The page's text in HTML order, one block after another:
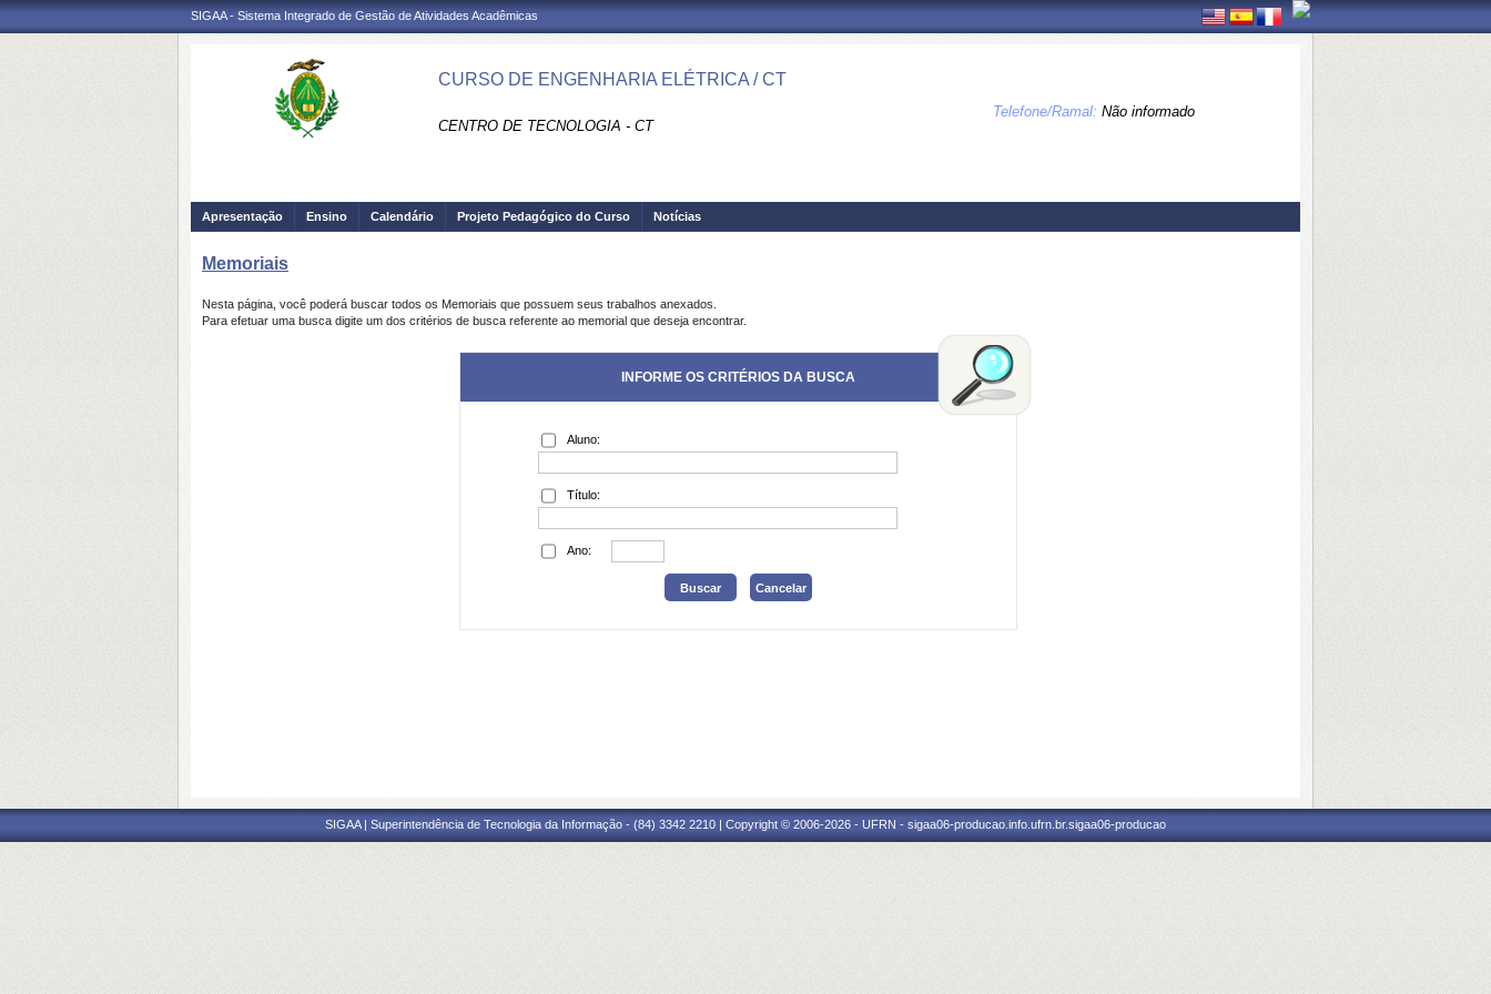
SIGAA - Sistema Integrado de Gestão de Atividades Acadêmicas
CURSO DE ENGENHARIA ELÉTRICA / CT
CENTRO DE TECNOLOGIA - CT
Telefone/Ramal: Não informado
Apresentação Ensino Calendário Projeto Pedagógico do Curso Notícias
Memoriais
Nesta página, você poderá buscar todos os Memoriais que possuem seus trabalhos anexados.
Para efetuar uma busca digite um dos critérios de busca referente ao memorial que deseja encontrar.
INFORME OS CRITÉRIOS DA BUSCA
Aluno:
Título:
Ano:
SIGAA | Superintendência de Tecnologia da Informação - (84) 3342 2210 | Copyright © 2006-2026 - UFRN - sigaa06-producao.info.ufrn.br.sigaa06-producao